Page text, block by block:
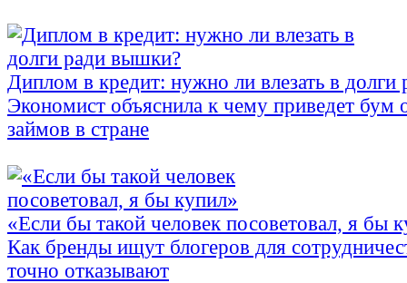
Диплом в кредит: нужно ли влезать в
Экономист объяснила к чему приведет бум
займов в стране
«Если бы такой человек посоветовал, я бы
Как бренды ищут блогеров для
точно отказывают